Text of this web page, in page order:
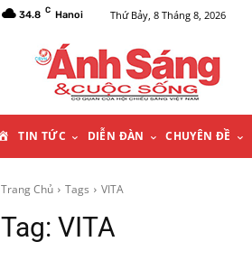
34.8 C Hanoi Thứ Bảy, 8 Tháng 8, 2026
A
TIN TỨC DIỄN ĐÀN CHUYÊN ĐỀ
Trang Chủ Tags VITA
Tag: VITA